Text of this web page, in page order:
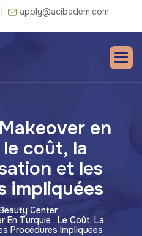
apply@acibadem.com
en
coût, la
et les
impliquées
Center
En Turquie : Le Coût, La
Procédures Impliquées